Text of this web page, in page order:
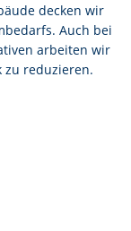
decken wir
Auch bei
arbeiten wir
zu reduzieren.